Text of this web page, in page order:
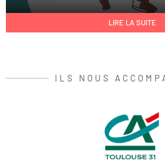
LIRE LA SUITE
ILS NOUS